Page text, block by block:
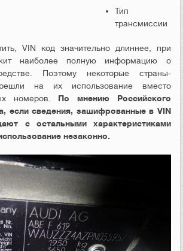
Тип
трансмиссии
VIN код значительно длиннее, при
наиболее полную информацию о
Поэтому некоторые страны-
на их использование вместо
номеров. По мнению Российского
если сведения, зашифрованные в VIN
с остальными характеристиками
незаконно.